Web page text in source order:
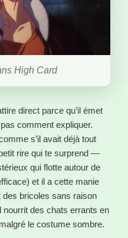
High Card
direct parce qu’il émet
comment expliquer.
s’il avait déjà tout
rire qui te surprend —
qui flotte autour de
et il a cette manie
bricoles sans raison
nourrit des chats errants en
le costume sombre.